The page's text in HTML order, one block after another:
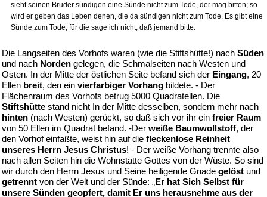
sieht seinen Bruder sündigen eine Sünde nicht zum Tode, der mag bitten; so
wird er geben das Leben denen, die da sündigen nicht zum Tode. Es gibt eine
Sünde zum Tode; für die sage ich nicht, daß jemand bitte.
Die Langseiten des Vorhofs waren (wie die Stiftshütte!) nach Süden
und nach Norden gelegen, die Schmalseiten nach Westen und
Osten. In der Mitte der östlichen Seite befand sich der Eingang, 20
Ellen breit, den ein vierfarbiger Vorhang bildete. - Der
Flächenraum des Vorhofs betrug 5000 Quadratellen. Die
Stiftshütte stand nicht In der Mitte desselben, sondern mehr nach
hinten (nach Westen) gerückt, so daß sich vor ihr ein freier Raum
von 50 Ellen im Quadrat befand. -Der weiße Baumwollstoff, der
den Vorhof einfaßte, weist hin auf die fleckenlose Reinheit
unseres Herrn Jesus Christus! - Der weiße Vorhang trennte also
nach allen Seiten hin die Wohnstätte Gottes von der Wüste. So sind
wir durch den Herrn Jesus und Seine heiligende Gnade gelöst und
getrennt von der Welt und der Sünde: „Er hat Sich Selbst für
unsere Sünden geopfert, damit Er uns herausnehme aus der